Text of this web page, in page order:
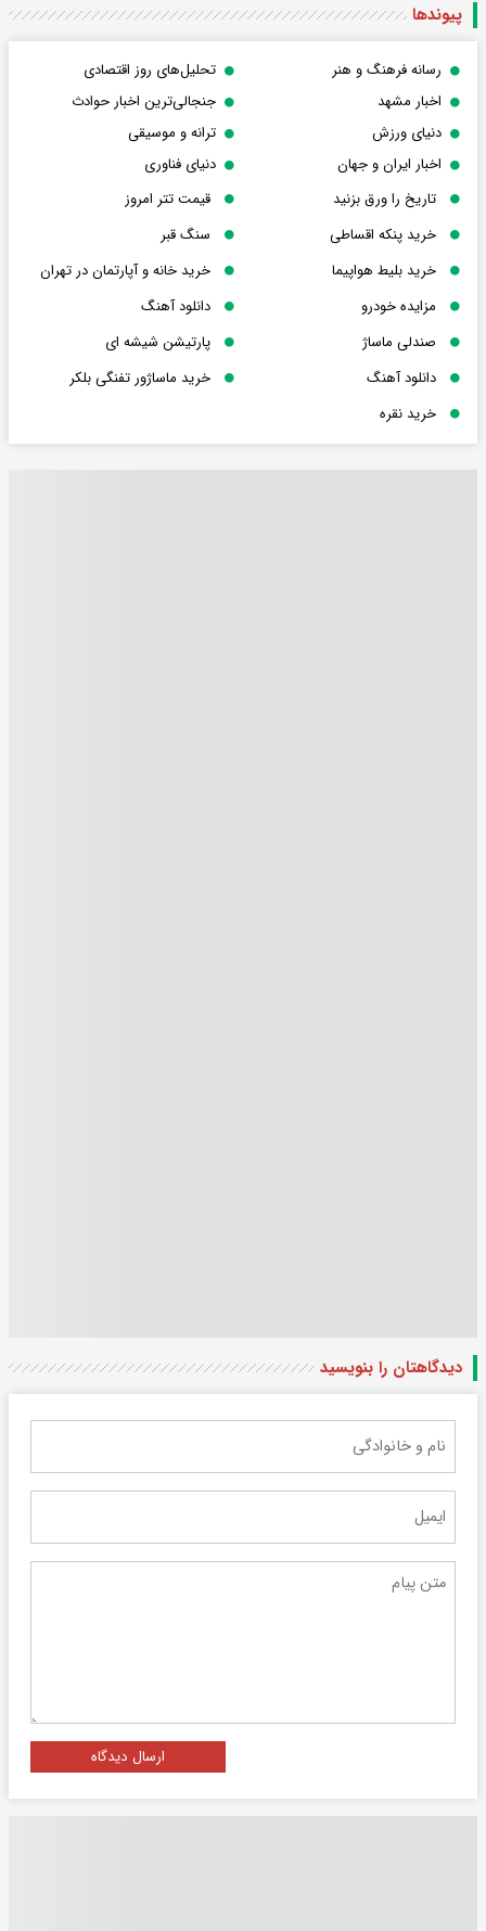
پیوندها
رسانه فرهنگ و هنر
تحلیل‌های روز اقتصادی
اخبار مشهد
جنجالی‌ترین اخبار حوادث
دنیای ورزش
ترانه و موسیقی
اخبار ایران و جهان
دنیای فناوری
تاریخ را ورق بزنید
قیمت تتر امروز
خرید پنکه اقساطی
سنگ قبر
خرید بلیط هواپیما
خرید خانه و آپارتمان در تهران
مزایده خودرو
دانلود آهنگ
صندلی ماساژ
پارتیشن شیشه ای
دانلود آهنگ
خرید ماساژور تفنگی بلکر
خرید نقره
دیدگاهتان را بنویسید
ارسال دیدگاه